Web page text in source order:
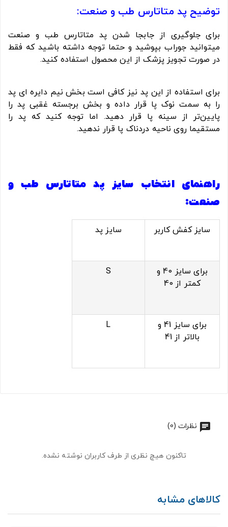
توضیح پد متاتارس طب و صنعت:
برای جلوگیری از جابجا شدن پد متاتارس طب و صنعت
میتوانید جوراب بپوشید و حتما توجه داشته باشید که فقط
در صورت تجویز پزشک از این محصول استفاده کنید.
برای استفاده از این پد نیز کافی است بخش نیم دایره ای پد
را به سمت نوک پا قرار داده و بخش برجسته غقبی پد را
پایین‌تر از سینه پا قرار دهید. اما توجه کنید که پد را
مستقیما روی ناحیه دردناک پا قرار ندهید.
راهنمای انتخاب سایز پد متاتارس طب و
صنعت:
سایز کفش کاربر سایز پد
برای سایز 40 و
کمتر از 40
S
برای سایز 41 و
بالاتر از 41
L
نظرات (0)
تاکنون هیچ نظری از طرف کاربران نوشته نشده.
کالاهای مشابه